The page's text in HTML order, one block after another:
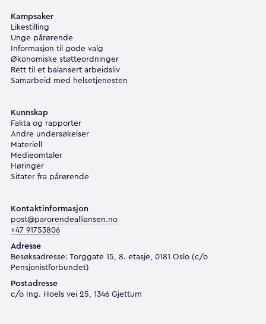
Kampsaker
Likestilling
Unge pårørende
Informasjon til gode valg
Økonomiske støtteordninger
Rett til et balansert arbeidsliv
Samarbeid med helsetjenesten
Kunnskap
Fakta og rapporter
Andre undersøkelser
Materiell
Medieomtaler
Høringer
Sitater fra pårørende
Kontaktinformasjon
post@parorendealliansen.no
+47 91753806
Adresse
Besøksadresse: Torggate 15, 8. etasje, 0181 Oslo (c/o
Pensjonistforbundet)
Postadresse
c/o Ing. Hoels vei 25, 1346 Gjettum